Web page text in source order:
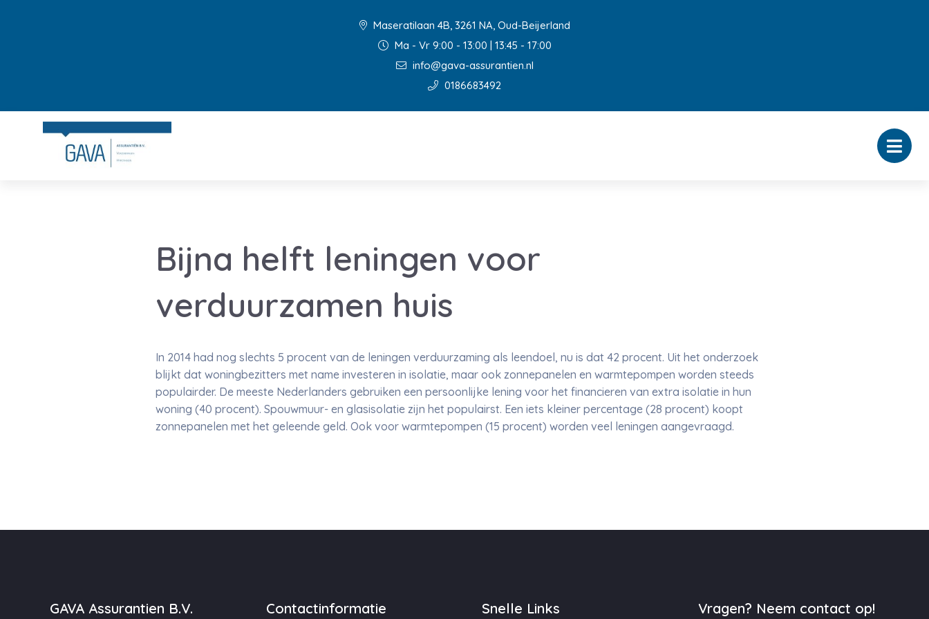
Maseratilaan 4B, 3261 NA, Oud-Beijerland
Ma - Vr 9:00 - 13:00 | 13:45 - 17:00
info@gava-assurantien.nl
0186683492
Bijna helft leningen voor
verduurzamen huis
In 2014 had nog slechts 5 procent van de leningen verduurzaming als leendoel, nu is dat 42 procent. Uit het onderzoek
blijkt dat woningbezitters met name investeren in isolatie, maar ook zonnepanelen en warmtepompen worden steeds
populairder. De meeste Nederlanders gebruiken een persoonlijke lening voor het financieren van extra isolatie in hun
woning (40 procent). Spouwmuur- en glasisolatie zijn het populairst. Een iets kleiner percentage (28 procent) koopt
zonnepanelen met het geleende geld. Ook voor warmtepompen (15 procent) worden veel leningen aangevraagd.
GAVA Assurantien B.V. Contactinformatie Snelle Links Vragen? Neem contact op!